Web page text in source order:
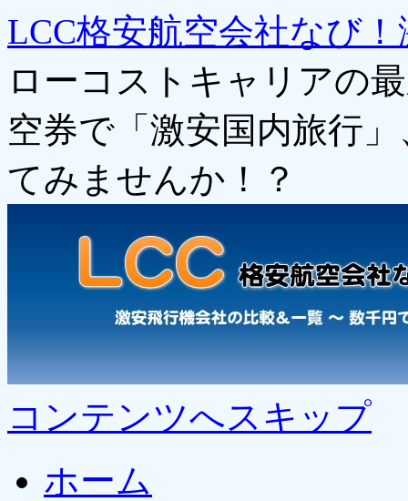
LCC格安航空会社なび
ローコストキャリアの
空券で「激安国内旅行
てみませんか！？
コンテンツへスキップ
ホーム